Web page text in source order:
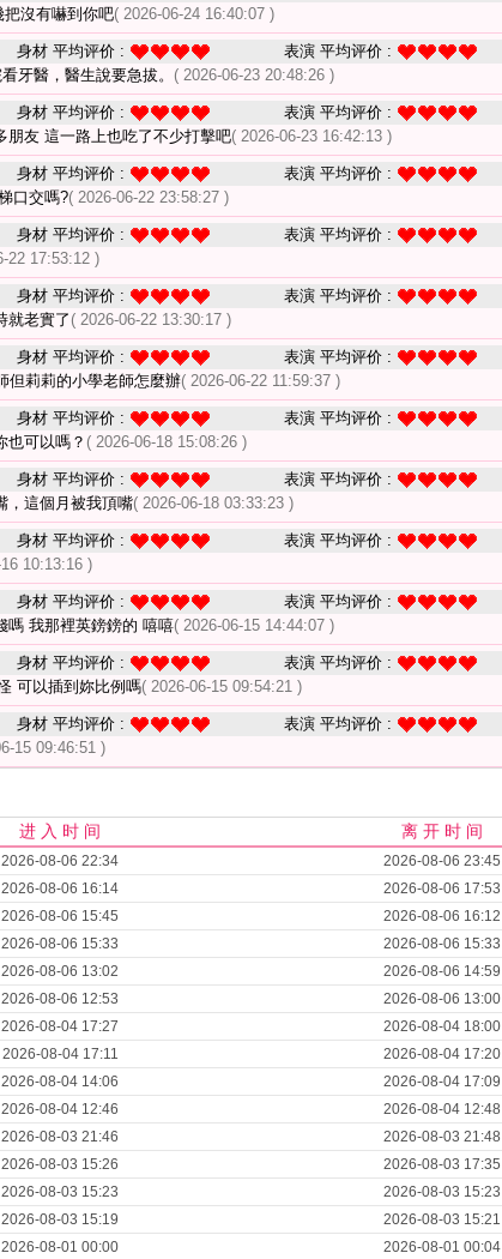
沒有嚇到你吧( 2026-06-24 16:40:07 )
身材 平均评价 : 表演 平均评价 :
牙醫，醫生說要急拔。 ( 2026-06-23 20:48:26 )
身材 平均评价 : 表演 平均评价 :
朋友 這一路上也吃了不少打擊吧( 2026-06-23 16:42:13 )
身材 平均评价 : 表演 平均评价 :
口交嗎?( 2026-06-22 23:58:27 )
身材 平均评价 : 表演 平均评价 :
22 17:53:12 )
身材 平均评价 : 表演 平均评价 :
就老實了 ( 2026-06-22 13:30:17 )
身材 平均评价 : 表演 平均评价 :
但莉莉的小學老師怎麼辦( 2026-06-22 11:59:37 )
身材 平均评价 : 表演 平均评价 :
也可以嗎？ ( 2026-06-18 15:08:26 )
身材 平均评价 : 表演 平均评价 :
，這個月被我頂嘴( 2026-06-18 03:33:23 )
身材 平均评价 : 表演 平均评价 :
10:13:16 )
身材 平均评价 : 表演 平均评价 :
嗎 我那裡英鎊鎊的 嘻嘻( 2026-06-15 14:44:07 )
身材 平均评价 : 表演 平均评价 :
可以插到妳比例嗎( 2026-06-15 09:54:21 )
身材 平均评价 : 表演 平均评价 :
15 09:46:51 )
进 入 时 间 离 开 时 间
2026-08-06 22:34 2026-08-06 23:45
2026-08-06 16:14 2026-08-06 17:53
2026-08-06 15:45 2026-08-06 16:12
2026-08-06 15:33 2026-08-06 15:33
2026-08-06 13:02 2026-08-06 14:59
2026-08-06 12:53 2026-08-06 13:00
2026-08-04 17:27 2026-08-04 18:00
2026-08-04 17:11 2026-08-04 17:20
2026-08-04 14:06 2026-08-04 17:09
2026-08-04 12:46 2026-08-04 12:48
2026-08-03 21:46 2026-08-03 21:48
2026-08-03 15:26 2026-08-03 17:35
2026-08-03 15:23 2026-08-03 15:23
2026-08-03 15:19 2026-08-03 15:21
2026-08-01 00:00 2026-08-01 00:04